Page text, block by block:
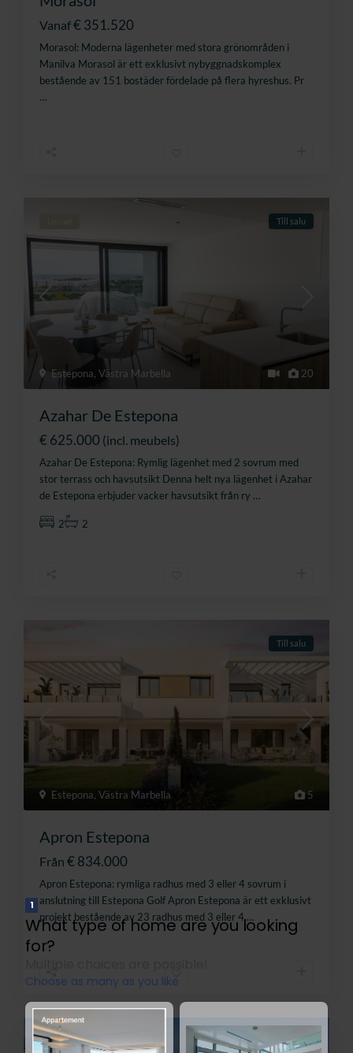
Vanaf€ 351.520
Morasol: Moderna lägenheter med stora grönområden i
Manilva Morasol är ett exklusivt nybyggnadskomplex
bestående av 151 bostäder fördelade på flera hyreshus. Pr
…
20
Estepona,Västra Marbella
Till salu
Azahar De Estepona
€ 625.000 (incl. meubels)
Azahar De Estepona: Rymlig lägenhet med 2 sovrum med
stor terrass och havsutsikt Denna helt nya lägenhet i Azahar
de Estepona erbjuder vacker havsutsikt från ry …
2 2
5
Estepona,Västra Marbella
Till salu
Apron Estepona
Från € 834.000
Apron Estepona: rymliga radhus med 3 eller 4 sovrum i
anslutning till Estepona Golf Apron Estepona är ett exklusivt
projekt bestående av 23 radhus med 3 eller 4…
Till salu